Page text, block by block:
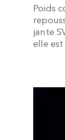
Poids
jante
elle